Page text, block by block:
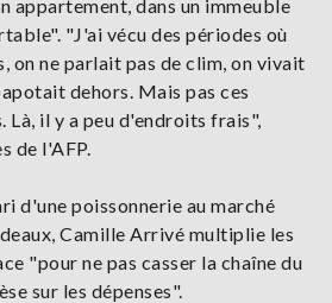
appartement, dans un immeuble
"J'ai vécu des périodes où
on ne parlait pas de clim, on vivait
dehors. Mais pas ces
Là, il y a peu d'endroits frais",
de l'AFP.
d'une poissonnerie au marché
Camille Arrivé multiplie les
"pour ne pas casser la chaîne du
sur les dépenses".